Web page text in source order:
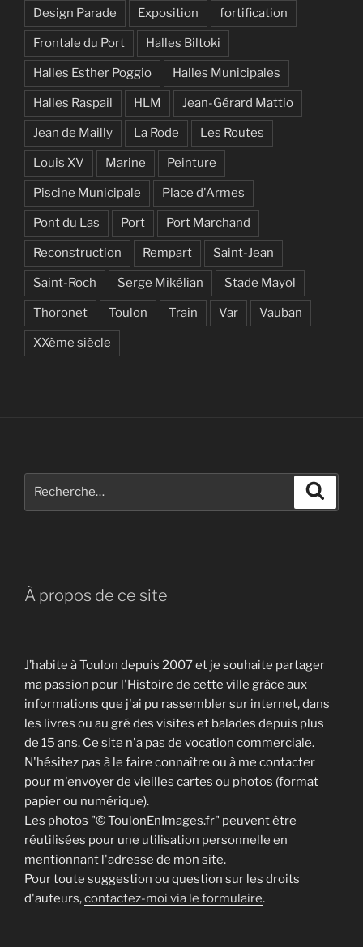
Design Parade Exposition fortification
Frontale du Port Halles Biltoki
Halles Esther Poggio Halles Municipales
Halles Raspail HLM Jean-Gérard Mattio
Jean de Mailly La Rode Les Routes
Louis XV Marine Peinture
Piscine Municipale Place d'Armes
Pont du Las Port Port Marchand
Reconstruction Rempart Saint-Jean
Saint-Roch Serge Mikélian Stade Mayol
Thoronet Toulon Train Var Vauban
XXème siècle
À propos de ce site
J’habite à Toulon depuis 2007 et je souhaite partager
ma passion pour l'Histoire de cette ville grâce aux
informations que j'ai pu rassembler sur internet, dans
les livres ou au gré des visites et balades depuis plus
de 15 ans. Ce site n'a pas de vocation commerciale.
N'hésitez pas à le faire connaître ou à me contacter
pour m'envoyer de vieilles cartes ou photos (format
papier ou numérique).
Les photos "© ToulonEnImages.fr" peuvent être
réutilisées pour une utilisation personnelle en
mentionnant l'adresse de mon site.
Pour toute suggestion ou question sur les droits
d'auteurs,contactez-moi via le formulaire.